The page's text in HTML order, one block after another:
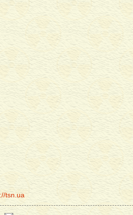
tsn.ua